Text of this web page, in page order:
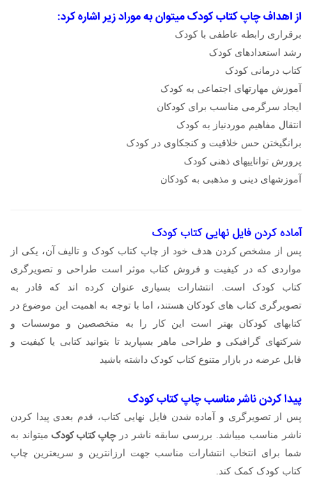
از اهداف چاپ کتاب کودک میتوان به موراد زیر اشاره کرد:
برقراری رابطه عاطفی با کودک
رشد استعدادهای کودک
کتاب درمانی کودک
آموزش مهارتهای اجتماعی به کودک
ایجاد سرگرمی مناسب برای کودکان
انتقال مفاهیم موردنیاز به کودک
برانگیختن حس خلاقیت و کنجکاوی در کودک
پرورش تواناییهای ذهنی کودک
آموزشهای دینی و مذهبی به کودکان
آماده کردن فایل نهایی کتاب کودک
پس از مشخص کردن هدف خود از چاپ کتاب کودک و تالیف آن، یکی از
مواردی که در کیفیت و فروش کتاب موثر است طراحی و تصویرگری
کتاب کودک است. انتشارات بسیاری عنوان کرده اند که قادر به
تصویرگری کتاب های کودکان هستند، اما با توجه به اهمیت این موضوع در
کتابهای کودکان بهتر است این کار را به متخصصین و موسسات و
شرکتهای گرافیکی و طراحی ماهر بسپارید تا بتوانید کتابی یا کیفیت و
قابل عرضه در بازار متنوع کتاب کودک داشته باشید
پیدا کردن ناشر مناسب چاپ کتاب کودک
پس از تصویرگری و آماده شدن فایل نهایی کتاب، قدم بعدی پیدا کردن
ناشر مناسب میباشد. بررسی سابقه ناشر درچاپ کتاب کودک میتواند به
شما برای انتخاب انتشارات مناسب جهت ارزانترین و سریعترین چاپ
کتاب کودک کمک کند.